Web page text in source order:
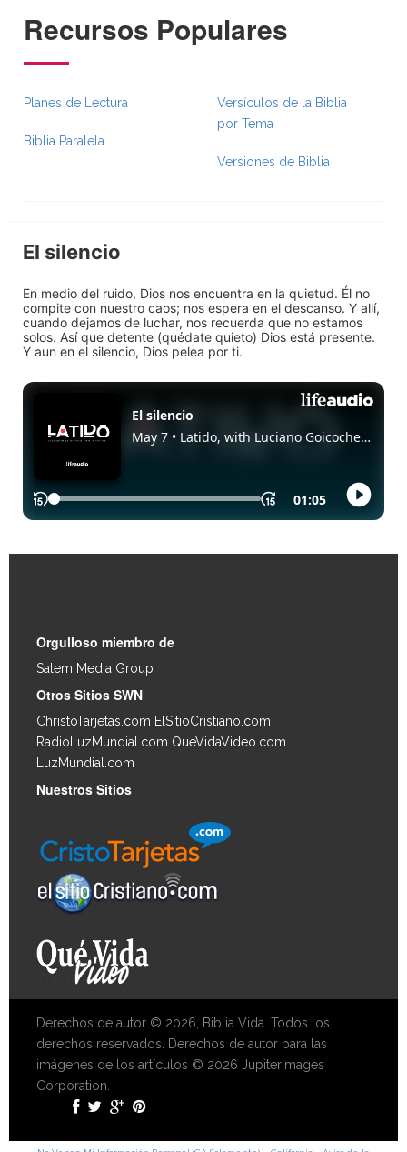
Recursos Populares
Planes de Lectura
Biblia Paralela
Versículos de la Biblia
por Tema
Versiones de Biblia
El silencio
En medio del ruido, Dios nos encuentra en la quietud. Él no
compite con nuestro caos; nos espera en el descanso. Y allí,
cuando dejamos de luchar, nos recuerda que no estamos
solos. Así que detente (quédate quieto) Dios está presente.
Y aun en el silencio, Dios pelea por ti.
Orgulloso miembro de
Salem Media Group
Otros Sitios SWN
ChristoTarjetas.com ElSitioCristiano.com
RadioLuzMundial.com QueVidaVideo.com
LuzMundial.com
Nuestros Sitios
Derechos de autor © 2026, Biblia Vida. Todos los
derechos reservados. Derechos de autor para las
imágenes de los artículos © 2026 JupiterImages
Corporation.